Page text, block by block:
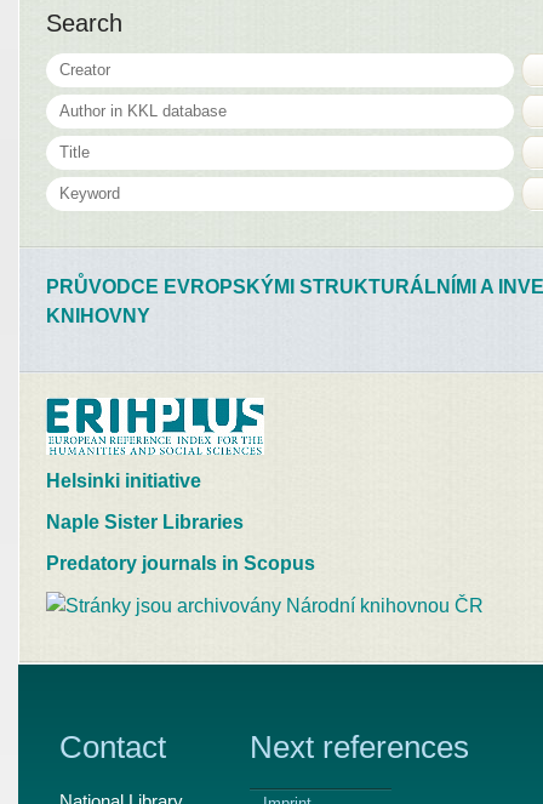
Search
PRŮVODCE EVROPSKÝMI STRUKTURÁLNÍMI A
KNIHOVNY
Helsinki initiative
Naple Sister Libraries
Predatory journals in Scopus
Contact Next references